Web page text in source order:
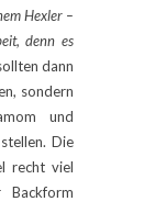
Hexler –
denn es
dann
sondern
und
Die
recht viel